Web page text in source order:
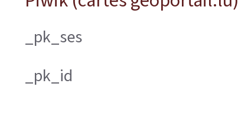
_pk_ses
_pk_id